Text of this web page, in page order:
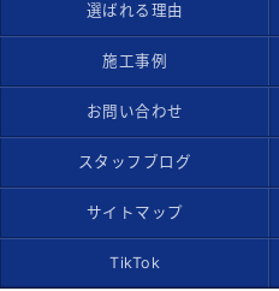
選ばれる理由
施工事例
お問い合わせ
スタッフブログ
サイトマップ
TikTok